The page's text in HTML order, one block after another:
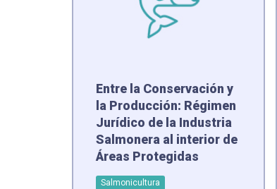
Entre la Conservación y
la Producción: Régimen
Jurídico de la Industria
Salmonera al interior de
Áreas Protegidas
Salmonicultura